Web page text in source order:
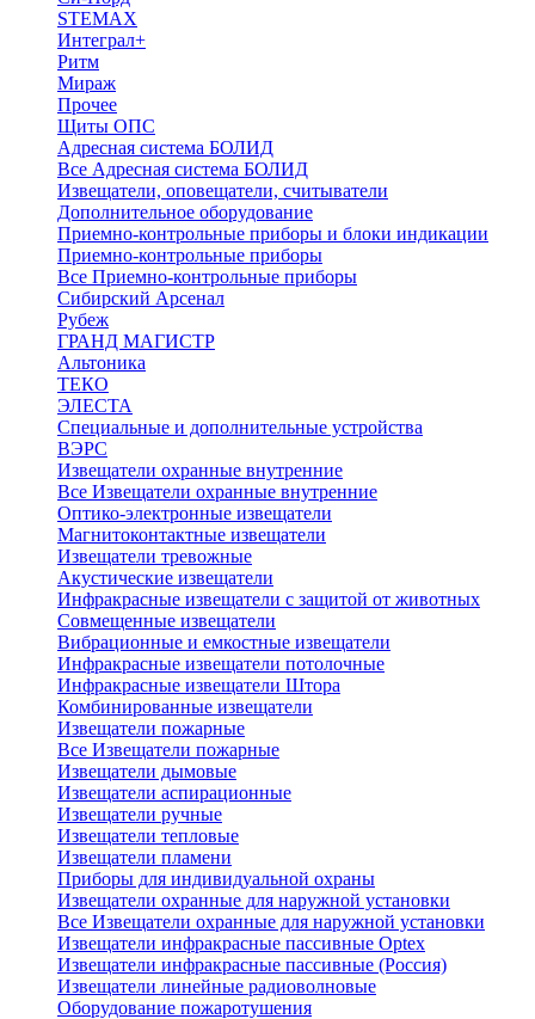
STEMAX
Интеграл+
Ритм
Мираж
Прочее
Щиты ОПС
Адресная система БОЛИД
Все Адресная система БОЛИД
Извещатели, оповещатели, считыватели
Дополнительное оборудование
Приемно-контрольные приборы и блоки индикации
Приемно-контрольные приборы
Все Приемно-контрольные приборы
Сибирский Арсенал
Рубеж
ГРАНД МАГИСТР
Альтоника
ТЕКО
ЭЛЕСТА
Специальные и дополнительные устройства
ВЭРС
Извещатели охранные внутренние
Все Извещатели охранные внутренние
Оптико-электронные извещатели
Магнитоконтактные извещатели
Извещатели тревожные
Акустические извещатели
Инфракрасные извещатели с защитой от животных
Совмещенные извещатели
Вибрационные и емкостные извещатели
Инфракрасные извещатели потолочные
Инфракрасные извещатели Штора
Комбинированные извещатели
Извещатели пожарные
Все Извещатели пожарные
Извещатели дымовые
Извещатели аспирационные
Извещатели ручные
Извещатели тепловые
Извещатели пламени
Приборы для индивидуальной охраны
Извещатели охранные для наружной установки
Все Извещатели охранные для наружной установки
Извещатели инфракрасные пассивные Optex
Извещатели инфракрасные пассивные (Россия)
Извещатели линейные радиоволновые
Оборудование пожаротушения